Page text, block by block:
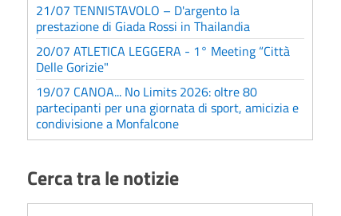
21/07 TENNISTAVOLO – D'argento la
prestazione di Giada Rossi in Thailandia
20/07 ATLETICA LEGGERA - 1° Meeting “Città
Delle Gorizie"
19/07 CANOA... No Limits 2026: oltre 80
partecipanti per una giornata di sport, amicizia e
condivisione a Monfalcone
Cerca tra le notizie